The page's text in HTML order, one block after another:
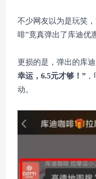
不少网友以为是玩笑
啡”竟真弹出了库迪优
更损的是，弹出的库
幸运，6.5元才够！”
动。